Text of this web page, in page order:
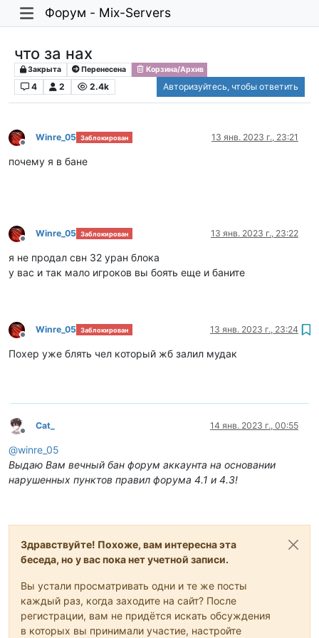
Форум - Mix-Servers
что за нах
Закрыта Перенесена Корзина/Архив
4 2 2.4k Авторизуйтесь, чтобы ответить
Не в сети
Winre_05 Заблокирован 13 янв. 2023 г., 23:21
почему я в бане
Не в сети
Winre_05 Заблокирован 13 янв. 2023 г., 23:22
я не продал свн 32 уран блока
у вас и так мало игроков вы боять еще и баните
Не в сети
Winre_05 Заблокирован 13 янв. 2023 г., 23:24
Похер уже блять чел который жб залил мудак
Не в сети
Cat_ 14 янв. 2023 г., 00:55
@winre_05
Выдаю Вам вечный бан форум аккаунта на основании
нарушенных пунктов правил форума 4.1 и 4.3!
Здравствуйте! Похоже, вам интересна эта
беседа, но у вас пока нет учетной записи.
Вы устали просматривать одни и те же посты
каждый раз, когда заходите на сайт? После
регистрации, вам не придётся искать обсуждения
в которых вы принимали участие, настройте